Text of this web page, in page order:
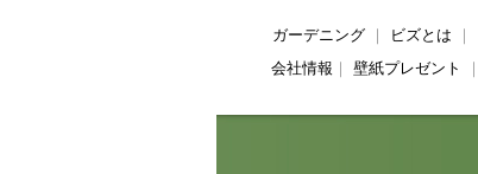
ガーデニング｜ ビズとは
会社情報
壁紙プレゼント